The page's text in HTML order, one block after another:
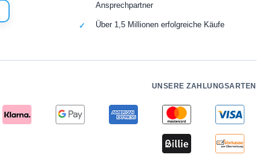
Ansprechpartner
Über 1,5 Millionen erfolgreiche Käufe
UNSERE ZAHLUNGSARTEN